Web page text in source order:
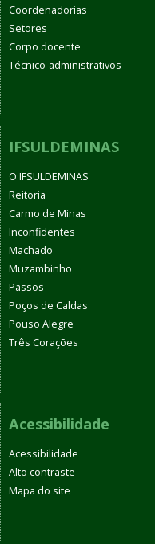
Coordenadorias
Setores
Corpo docente
Técnico-administrativos
IFSULDEMINAS
O IFSULDEMINAS
Reitoria
Carmo de Minas
Inconfidentes
Machado
Muzambinho
Passos
Poços de Caldas
Pouso Alegre
Três Corações
Acessibilidade
Acessibilidade
Alto contraste
Mapa do site